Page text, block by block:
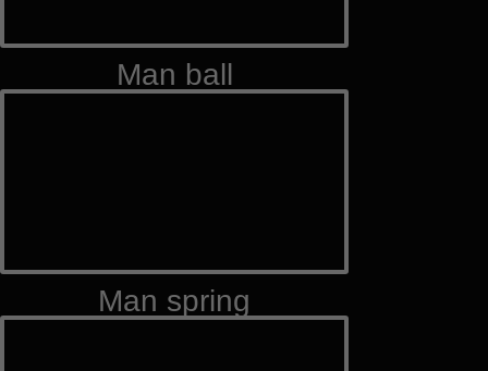
Man ball
Man spring